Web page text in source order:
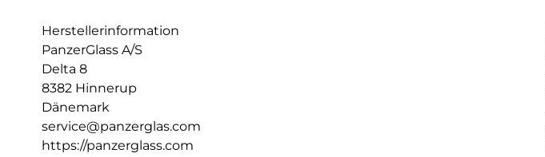
Herstellerinformation
PanzerGlass A/S
Delta 8
8382 Hinnerup
Dänemark
service@panzerglas.com
https://panzerglass.com